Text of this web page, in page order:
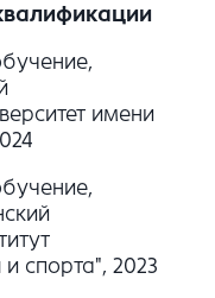
имени
спорта", 2023